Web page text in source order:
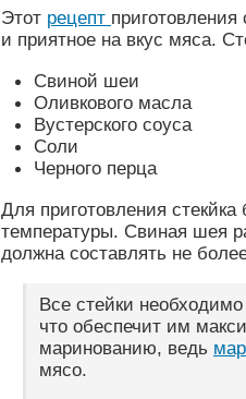
Этот рецепт приготовления
и приятное на вкус мяса.
Свиной шеи
Оливкового масла
Вустерского соуса
Соли
Черного перца
Для приготовления
температуры. Свиная шея
должна составлять не
Все стейки
что обеспечит им
маринованию, ведь
мясо.